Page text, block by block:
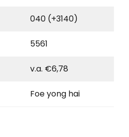
040 (+3140)
5561
v.a. €6,78
Foe yong hai